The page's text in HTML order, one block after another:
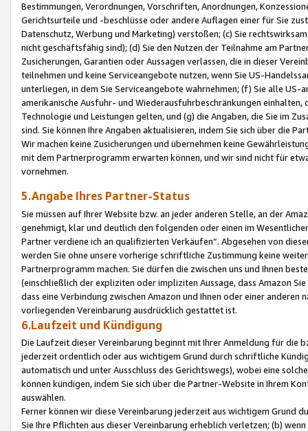
Bestimmungen, Verordnungen, Vorschriften, Anordnungen,
Gerichtsurteile und -beschlüsse oder andere Auflagen einer für Sie
Datenschutz, Werbung und Marketing) verstoßen; (c) Sie
nicht geschäftsfähig sind); (d) Sie den Nutzen der Teilnahme am
Zusicherungen, Garantien oder Aussagen verlassen, die in dieser
teilnehmen und keine Serviceangebote nutzen, wenn Sie US-
unterliegen, in dem Sie Serviceangebote wahrnehmen; (f) Sie alle
amerikanische Ausfuhr- und Wiederausfuhrbeschränkungen
Technologie und Leistungen gelten, und (g) die Angaben, die Sie im
sind. Sie können Ihre Angaben aktualisieren, indem Sie sich über die
Wir machen keine Zusicherungen und übernehmen keine
mit dem Partnerprogramm erwarten können, und wir sind nicht für
vornehmen.
5.Angabe Ihres Partner-Status
Sie müssen auf Ihrer Website bzw. an jeder anderen Stelle, an der
genehmigt, klar und deutlich den folgenden oder einen im
Partner verdiene ich an qualifizierten Verkäufen“. Abgesehen von
werden Sie ohne unsere vorherige schriftliche Zustimmung keine
Partnerprogramm machen. Sie dürfen die zwischen uns und Ihnen
(einschließlich der expliziten oder impliziten Aussage, dass Amazon
dass eine Verbindung zwischen Amazon und Ihnen oder einer
vorliegenden Vereinbarung ausdrücklich gestattet ist.
6.Laufzeit und Kündigung
Die Laufzeit dieser Vereinbarung beginnt mit Ihrer Anmeldung für die
jederzeit ordentlich oder aus wichtigem Grund durch schriftliche
automatisch und unter Ausschluss des Gerichtswegs), wobei eine
können kündigen, indem Sie sich über die Partner-Website in Ihrem
auswählen.
Ferner können wir diese Vereinbarung jederzeit aus wichtigem Grund
Sie Ihre Pflichten aus dieser Vereinbarung erheblich verletzen; (b)